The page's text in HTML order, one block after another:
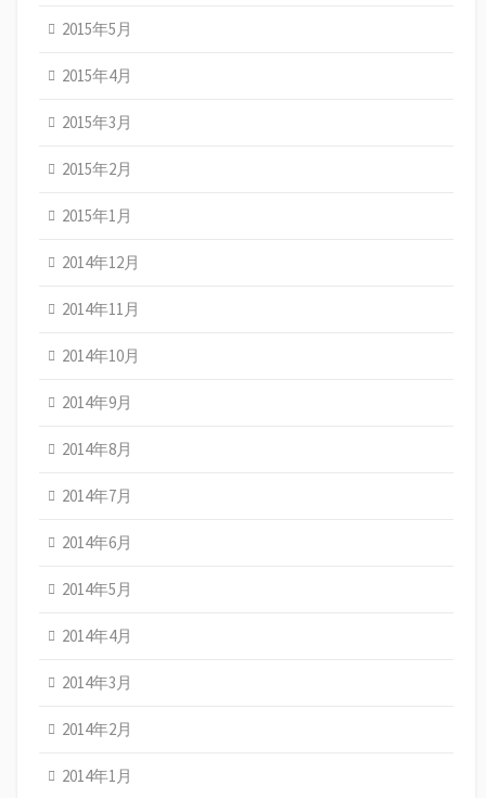
2015年5月
2015年4月
2015年3月
2015年2月
2015年1月
2014年12月
2014年11月
2014年10月
2014年9月
2014年8月
2014年7月
2014年6月
2014年5月
2014年4月
2014年3月
2014年2月
2014年1月